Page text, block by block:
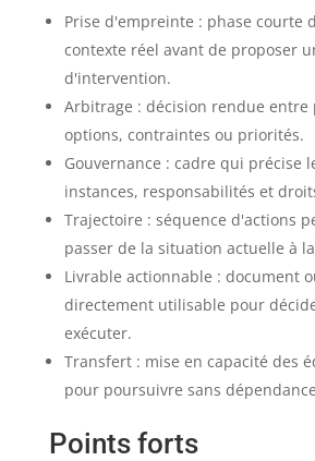
Prise d'empreinte : phase courte
contexte réel avant de proposer
d'intervention.
Arbitrage : décision rendue entre
options, contraintes ou priorités.
Gouvernance : cadre qui précise
instances, responsabilités et
Trajectoire : séquence d'actions
passer de la situation actuelle à
Livrable actionnable : document
directement utilisable pour
exécuter.
Transfert : mise en capacité des
pour poursuivre sans
Points forts